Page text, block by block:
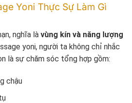
Yoni Thực Sự Làm Gì
nghĩa là vùng kín và năng lượng
yoni, người ta không chỉ nhắc
là sự chăm sóc tổng hợp gồm:
chậu